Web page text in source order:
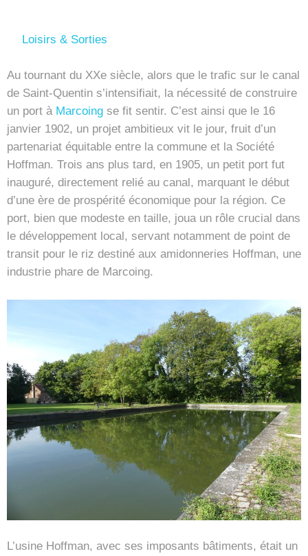
Loisirs & Sorties
Au tournant du XXe siècle, alors que le trafic sur le canal
de Saint-Quentin s’intensifiait, la nécessité de construire
un port à Marcoing se fit sentir. C’est ainsi que le 16
janvier 1902, un projet ambitieux vit le jour, fruit d’un
partenariat équitable entre la commune et la Société
Hoffman. Trois ans plus tard, en 1905, un petit port fut
inauguré, directement relié au canal, marquant le début
d’une ère de prospérité économique pour la région. Ce
port, bien que modeste en taille, joua un rôle crucial dans
le développement local, servant notamment de point de
transit pour le riz destiné aux amidonneries Hoffman, une
industrie phare de Marcoing.
L’usine Hoffman, avec ses imposants bâtiments, était un